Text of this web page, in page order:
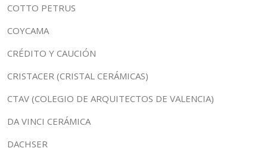
COTTO PETRUS
COYCAMA
CRÉDITO Y CAUCIÓN
CRISTACER (CRISTAL CERÁMICAS)
CTAV (COLEGIO DE ARQUITECTOS DE VALENCIA)
DA VINCI CERÁMICA
DACHSER